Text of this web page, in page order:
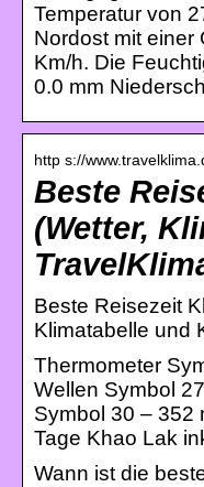
Temperatur von
Nordost mit einer
Km/h. Die
0.0 mm
http s://
Beste
(Wetter,
Beste Reisezeit
Klimatabelle und
Thermometer
Wellen Symbol
Symbol 30 – 352
Tage Khao Lak
Wann ist die